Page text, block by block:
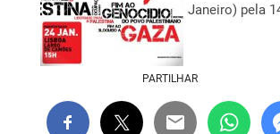
Janeiro) pela
PARTILHAR